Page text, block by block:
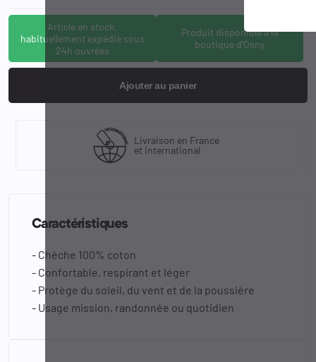
Article en stock,
habituellement expédié sous
24h ouvrées
Produit disponible à la
boutique d'Osny
Ajouter au panier
Livraison en France
et international
Caractéristiques
- Chèche 100% coton
- Confortable, respirant et léger
- Protège du soleil, du vent et de la poussière
- Usage mission, randonnée ou quotidien